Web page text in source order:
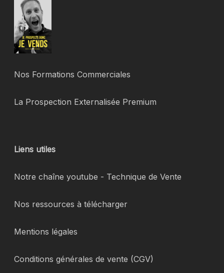
Nos Formations Commerciales
La Prospection Externalisée Premium
Liens utiles
Notre chaîne youtube - Technique de Vente
Nos ressources à télécharger
Mentions légales
Conditions générales de vente (CGV)